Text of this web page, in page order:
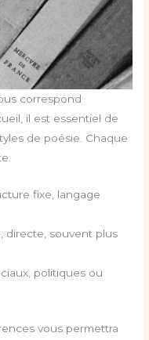
correspond
il est essentiel de
de poésie. Chaque
fixe, langage
directe, souvent plus
politiques ou
vous permettra